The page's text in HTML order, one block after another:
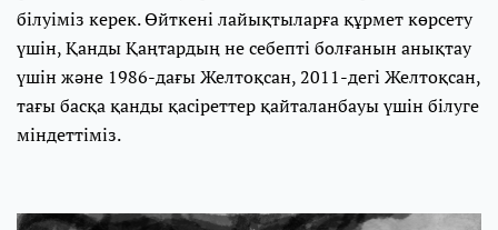
білуіміз керек. Өйткені лайықтыларға құрмет көрсету
үшін, Қанды Қаңтардың не себепті болғанын анықтау
үшін және 1986-дағы Желтоқсан, 2011-дегі Желтоқсан,
тағы басқа қанды қасіреттер қайталанбауы үшін білуге
міндеттіміз.